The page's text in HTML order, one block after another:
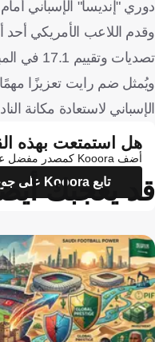
دوري "إنديسا" الإسباني
تصديات وتقييم 17.1 في المباراة الواحدة، ما جعله محط أنظار كبار الأندية الأوروبية.
ويُمثل ضم رايت تعزيزًا
الإسباني لاستعادة مكانة
هل استمتعت بهذه
أضف Kooora كمصدر مفضل على جوجل للاطلاع على المزيد من تقاريرنا
تابع Kooora على جوجل
قد يعجبك